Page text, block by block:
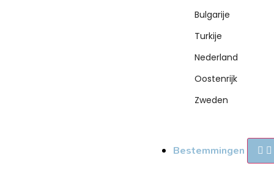
Bulgarije
Turkije
Nederland
Oostenrijk
Zweden
Bestemmingen